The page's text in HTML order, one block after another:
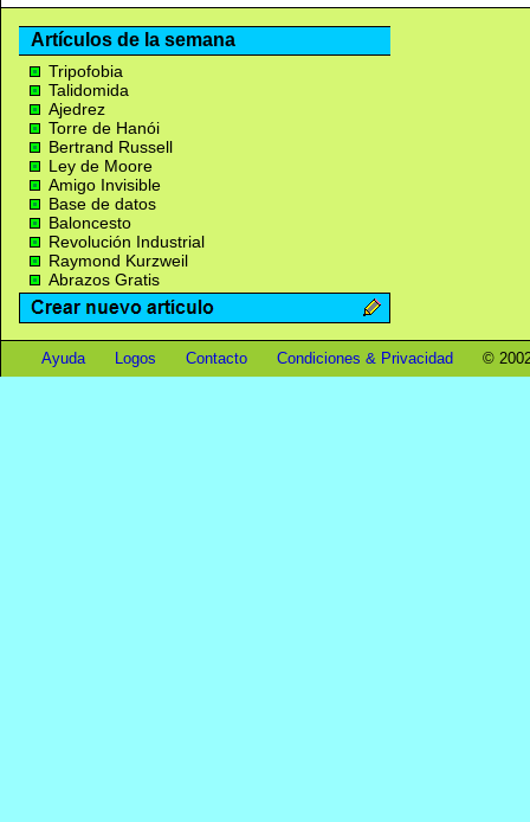
Artículos de la semana
Tripofobia
Talidomida
Ajedrez
Torre de Hanói
Bertrand Russell
Ley de Moore
Amigo Invisible
Base de datos
Baloncesto
Revolución Industrial
Raymond Kurzweil
Abrazos Gratis
Ayuda Logos Contacto Condiciones & Privacidad ©